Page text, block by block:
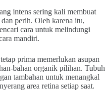
intens sering kali membuat
dan perih. Oleh karena itu,
cara untuk melindungi
mandiri.
prima memerlukan asupan
bahan organik pilihan. Tubuh
tambahan untuk menangkal
area retina setiap saat.